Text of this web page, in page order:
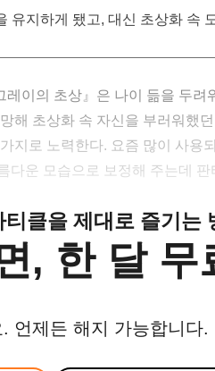
유지하게 됐고, 대신 초상화 속
이의 초상』은 나이 듦을 두려
해 초상화 속 자신을 부러워했
지로 노력한다. 요즘 많이 사용
다운 모습으로 보정해 주는데 판
클을 제대로 즐기는
, 한 달 무
언제든 해지 가능합니다.